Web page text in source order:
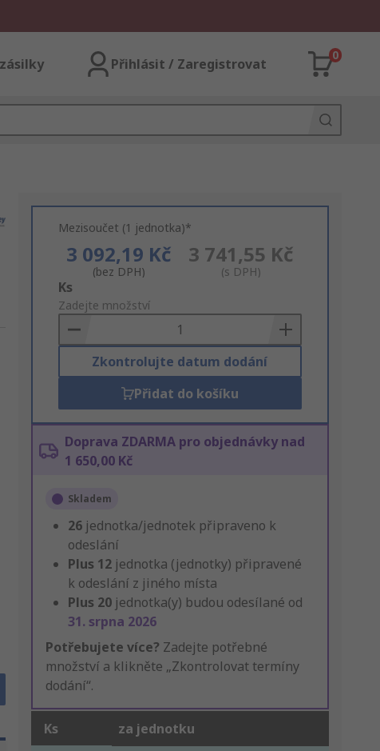
Přihlásit / Zaregistrovat
0
Mezisoučet (1 jednotka)*
3 092,19 Kč
(bez DPH)
3 741,55 Kč
(s DPH)
Add
to
Basket
Ks
Zadejte množství
Zkontrolujte datum dodání
Přidat do košíku
Doprava ZDARMA pro objednávky nad
1 650,00 Kč
Skladem
26 jednotka/jednotek připraveno k
odeslání
Plus 12 jednotka (jednotky) připravené
k odeslání z jiného místa
Plus 20 jednotka(y) budou odesílané od
31. srpna 2026
Potřebujete více? Zadejte potřebné
množství a klikněte „Zkontrolovat termíny
dodání“.
Ks za jednotku